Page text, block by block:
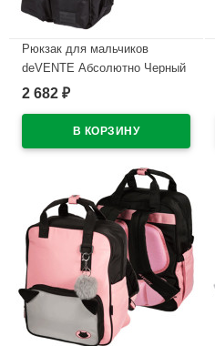
Рюкзак для мальчиков
deVENTE Абсолютно Черный
(TOTAL BLACK) 44x31x20 см
2 682 ₽